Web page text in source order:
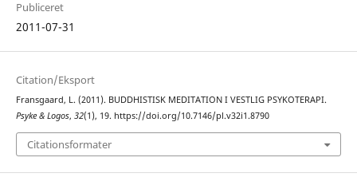
Publiceret
2011-07-31
Citation/Eksport
Fransgaard, L. (2011). BUDDHISTISK MEDITATION I VESTLIG PSYKOTERAPI.
Psyke & Logos, 32(1), 19. https://doi.org/10.7146/pl.v32i1.8790
Citationsformater